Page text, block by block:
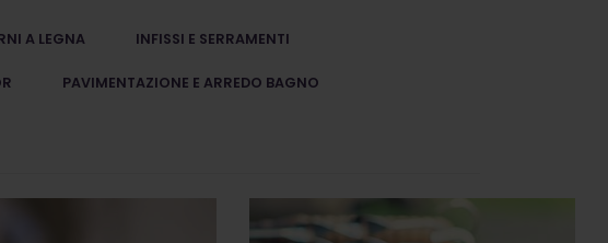
A LEGNA INFISSI E SERRAMENTI
PAVIMENTAZIONE E ARREDO BAGNO